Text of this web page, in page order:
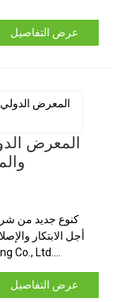
عرض التفاصيل
المعرض
كنوع جديد من
أجل الابتكار
Co., Ltd....
عرض التفاصيل